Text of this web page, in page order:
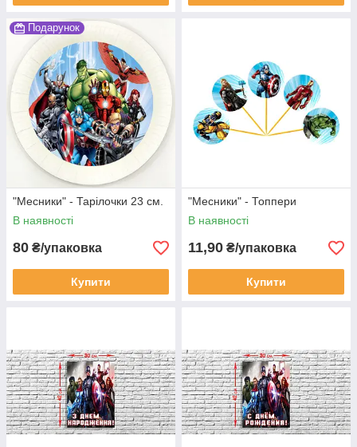
Подарунок
"Месники" - Тарілочки 23 см.
В наявності
80 ₴/упаковка
Купити
"Месники" - Топпери
В наявності
11,90 ₴/упаковка
Купити